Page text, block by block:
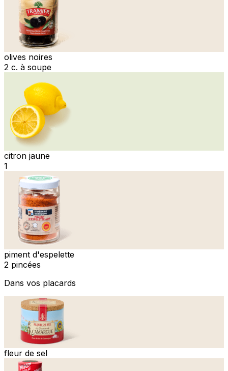
olives noires
2 c. à soupe
citron jaune
1
piment d'espelette
2 pincées
Dans vos placards
fleur de sel